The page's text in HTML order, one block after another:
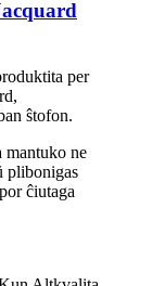
per
ŝtofon.
mantuko ne
plibonigas
ĉiutaga